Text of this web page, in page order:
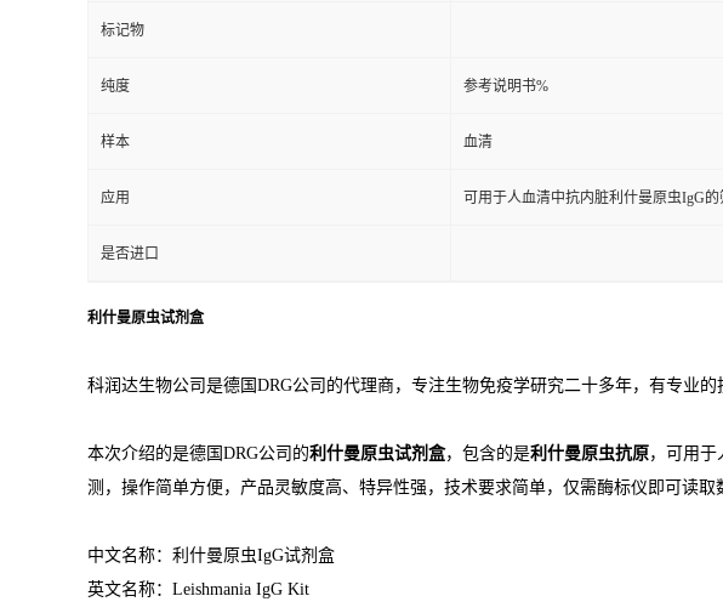
标记物
纯度 参考说明书%
样本 血清
应用 可用于人血清中抗内脏利什曼原虫IgG的
是否进口
利什曼原虫试剂盒
科润达生物公司是德国DRG公司的代理商，专注生物免疫学研究二十多年，有专业
本次介绍的是德国DRG公司的利什曼原虫试剂盒，包含的是利什曼原虫抗原 ，可用于
测，操作简单方便，产品灵敏度高、特异性强，技术要求简单，仅需酶标仪即可读
中文名称：利什曼原虫IgG试剂盒
英文名称：Leishmania IgG Kit